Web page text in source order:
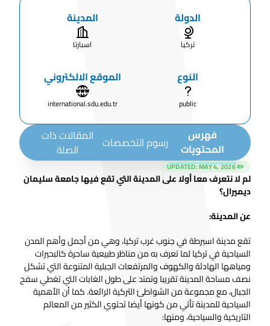
الدولة
تركيا
المدينة
اسبارتا
النوع
public
الموقع الالكتروني
international.sdu.edu.tr
فهرس
المحتويات
رسوم التخصصات المقالات ذات
الصلة
✏️ UPDATED:
MAY 4, 2026
لم لا نتعرف معا أولا على المدينة التي تقع فيها جامعة سليمان
ديميرال؟
عن المدينة:
تقع مدينة اسبرطة في جنوب غرب تركيا، وهي من أجمل وأهم المدن
السياحية في تركيا لما تعرف به من مناظر طبيعية ساحرة كالبحيرات
ومياهها الهادئة والكهوف والمرتفعات الجبلية المتنوعة التي تشكل
نصف مساحة المدينة تقريبا وتمتد على طول الغابات التي تغطي سفح
الجبال، مع مجموعة من الشواطئ التركية الرائعة. كما أن الأهمية
السياحية للمدينة تأتي من كونها أيضا تحتوي الكثير من المعالم
التاريخية والسياحية، ومنها: